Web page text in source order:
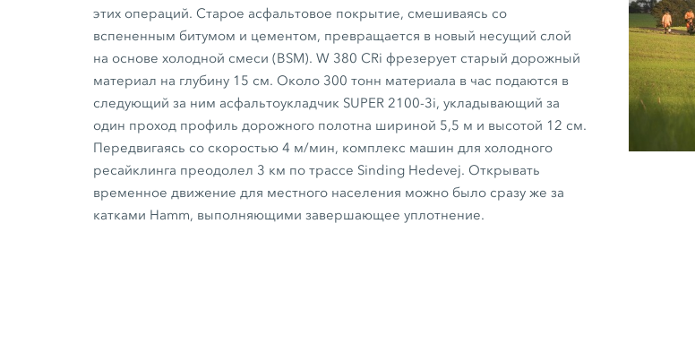
этих операций. Старое асфальтовое покрытие, смешиваясь со
вспененным битумом и цементом, превращается в новый несущий слой
на основе холодной смеси (BSM).W 380 CRi фрезерует старый дорожный
материал на глубину 15 см. Около 300 тонн материала в час подаются в
следующий за ним асфальтоукладчик SUPER 2100-3i, укладывающий за
один проход профиль дорожного полотна шириной 5,5 м и высотой 12 см.
Передвигаясь со скоростью4 м/мин, комплекс машин для холодного
ресайклинга преодолел 3 км по трассе Sinding Hedevej. Открывать
временное движение для местного населения можно было сразу же за
катками Hamm, выполняющими завершающее уплотнение.